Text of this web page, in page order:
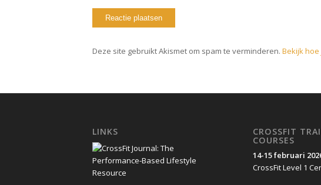
Deze site gebruikt Akismet om spam te verminderen. Bekijk
LINKS CROSSFIT
COURSES
14-15 februari
CrossFit Level 1